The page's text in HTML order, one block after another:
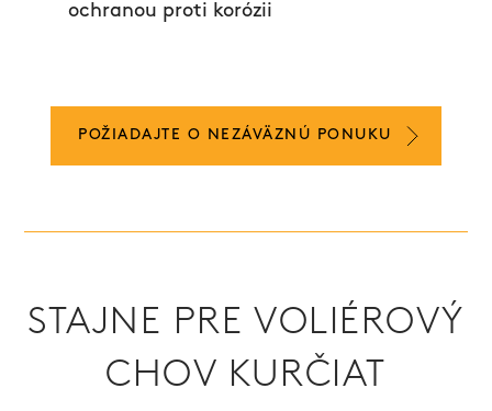
ochranou proti korózii
POŽIADAJTE O NEZÁVÄZNÚ PONUKU
STAJNE PRE VOLIÉROVÝ
CHOV KURČIAT